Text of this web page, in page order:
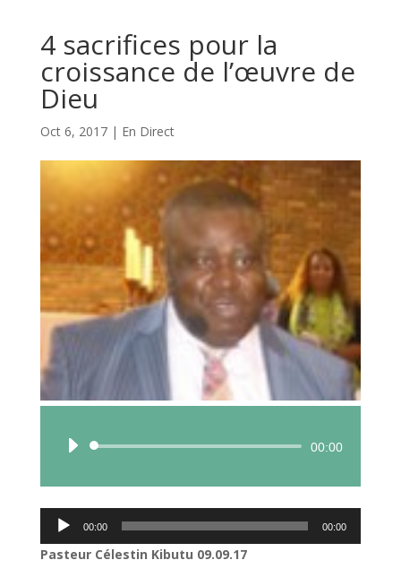
4 sacrifices pour la
croissance de l’œuvre de
Dieu
Oct 6, 2017| En Direct
Lecteur
00:00
Lecteur
00:00 00:00
Pasteur Célestin Kibutu 09.09.17